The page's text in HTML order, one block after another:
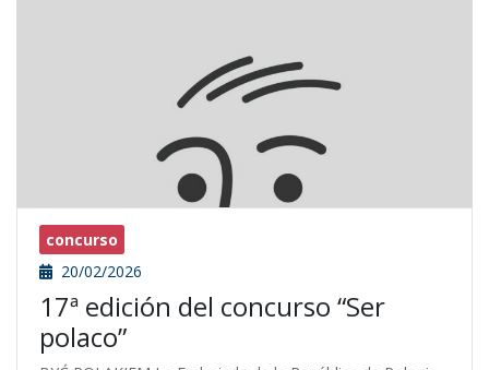
concurso
20/02/2026
17ª edición del concurso “Ser
polaco”